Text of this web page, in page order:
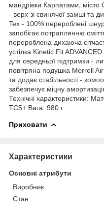
мандрівки Карпатами, місто
- верх зі свинячої замші та
Tex - 100% перероблені
запобігає потраплянню
перероблена дихаюча
устілка Kinetic Fit
для середньої підтримки -
повітряна подушка Merrell
та додає стабільності -
забезпечує міцну
Технічні характеристики:
TC5+ Вага: 980 г
Приховати
Характеристики
Основні атрибути
Виробник
Стан